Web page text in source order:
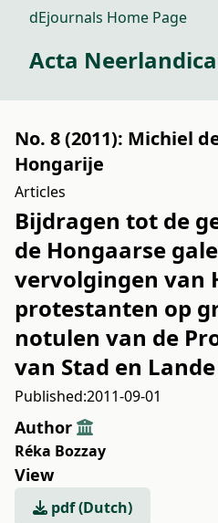
dEjournals Home Page
Acta Neerlandica
No. 8 (2011): Michiel
Hongarije
Articles
Bijdragen tot de
de Hongaarse
vervolgingen van
protestanten op
notulen van de
van Stad en Lande
Published:2011-09-01
Author
Réka Bozzay
View
pdf (Dutch)